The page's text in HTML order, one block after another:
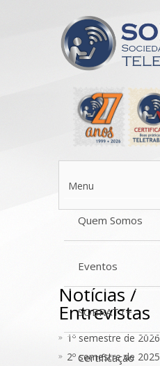
Quem Somos
Eventos
SOBRATT+
Certificação
Menu
Notícias /
Entrevistas
1º semestre de 2026
2º semestre de 2025